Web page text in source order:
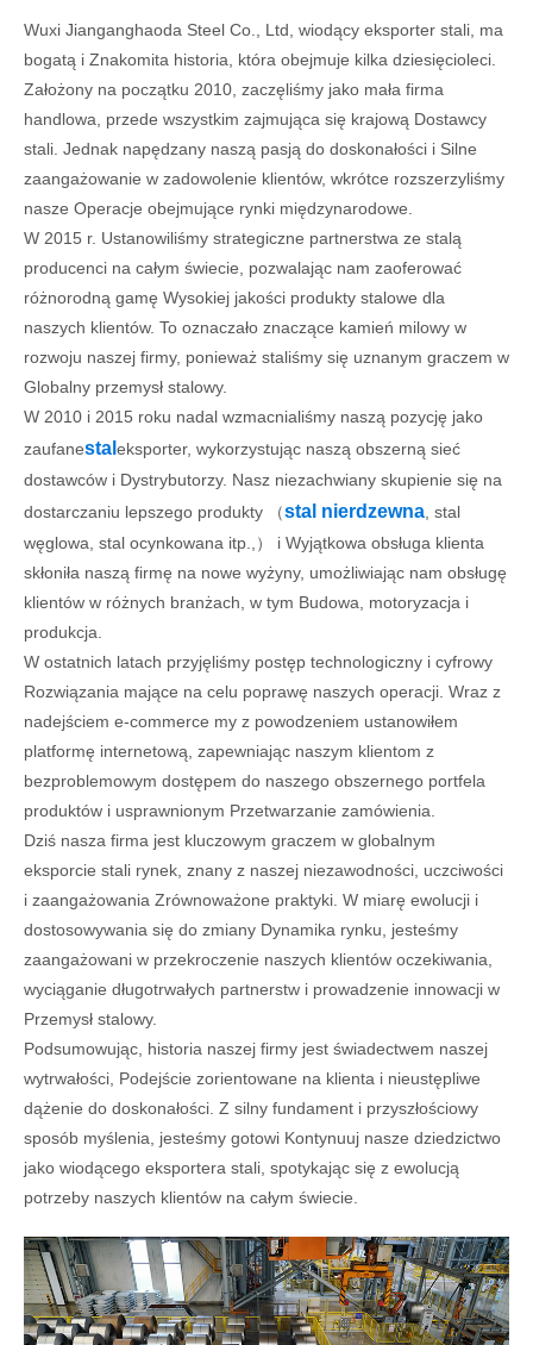
Wuxi Jianganghaoda Steel Co., Ltd, wiodący eksporter stali, ma
bogatą i Znakomita historia, która obejmuje kilka dziesięcioleci.
Założony na początku 2010, zaczęliśmy jako mała firma
handlowa, przede wszystkim zajmująca się krajową Dostawcy
stali. Jednak napędzany naszą pasją do doskonałości i Silne
zaangażowanie w zadowolenie klientów, wkrótce rozszerzyliśmy
nasze Operacje obejmujące rynki międzynarodowe.
W 2015 r. Ustanowiliśmy strategiczne partnerstwa ze stalą
producenci na całym świecie, pozwalając nam zaoferować
różnorodną gamę Wysokiej jakości produkty stalowe dla
naszych klientów. To oznaczało znaczące kamień milowy w
rozwoju naszej firmy, ponieważ staliśmy się uznanym graczem w
Globalny przemysł stalowy.
W 2010 i 2015 roku nadal wzmacnialiśmy naszą pozycję jako
zaufanestal eksporter, wykorzystując naszą obszerną sieć
dostawców i Dystrybutorzy. Nasz niezachwiany skupienie się na
dostarczaniu lepszego produkty （stal nierdzewna , stal
węglowa, stal ocynkowana itp.,） i Wyjątkowa obsługa klienta
skłoniła naszą firmę na nowe wyżyny, umożliwiając nam obsługę
klientów w różnych branżach, w tym Budowa, motoryzacja i
produkcja.
W ostatnich latach przyjęliśmy postęp technologiczny i cyfrowy
Rozwiązania mające na celu poprawę naszych operacji. Wraz z
nadejściem e-commerce my z powodzeniem ustanowiłem
platformę internetową, zapewniając naszym klientom z
bezproblemowym dostępem do naszego obszernego portfela
produktów i usprawnionym Przetwarzanie zamówienia.
Dziś nasza firma jest kluczowym graczem w globalnym
eksporcie stali rynek, znany z naszej niezawodności, uczciwości
i zaangażowania Zrównoważone praktyki. W miarę ewolucji i
dostosowywania się do zmiany Dynamika rynku, jesteśmy
zaangażowani w przekroczenie naszych klientów oczekiwania,
wyciąganie długotrwałych partnerstw i prowadzenie innowacji w
Przemysł stalowy.
Podsumowując, historia naszej firmy jest świadectwem naszej
wytrwałości, Podejście zorientowane na klienta i nieustępliwe
dążenie do doskonałości. Z silny fundament i przyszłościowy
sposób myślenia, jesteśmy gotowi Kontynuuj nasze dziedzictwo
jako wiodącego eksportera stali, spotykając się z ewolucją
potrzeby naszych klientów na całym świecie.